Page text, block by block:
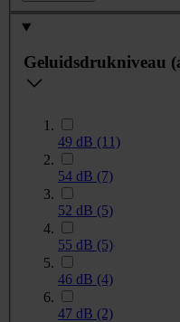
Geluidsdrukniveau
49 dB (11)
54 dB (7)
52 dB (5)
55 dB (5)
46 dB (4)
47 dB (2)